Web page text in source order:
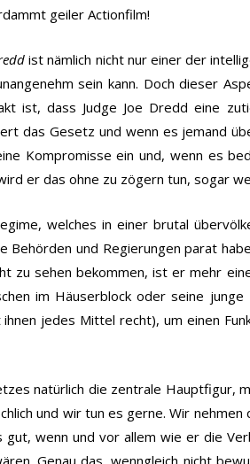
geiler Actionfilm!
ist nämlich nicht nur einer der
sein kann. Doch dieser
ist, dass Judge Joe Dredd eine
das Gesetz und wenn es jemand
Kompromisse ein und, wenn es
er das ohne zu zögern tun, sogar
welches in einer brutal
Behörden und Regierungen parat
zu sehen bekommen, ist er mehr
im Häuserblock oder seine
jedes Mittel recht), um einen
natürlich die zentrale Hauptfigur,
und wir tun es gerne. Wir
wenn und vor allem wie er die
Genau das, wenngleich nicht